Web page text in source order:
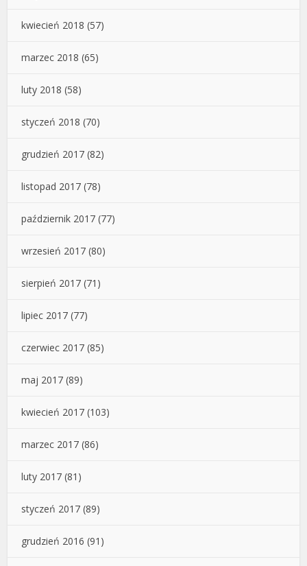
kwiecień 2018 (57)
marzec 2018 (65)
luty 2018 (58)
styczeń 2018 (70)
grudzień 2017 (82)
listopad 2017 (78)
październik 2017 (77)
wrzesień 2017 (80)
sierpień 2017 (71)
lipiec 2017 (77)
czerwiec 2017 (85)
maj 2017 (89)
kwiecień 2017 (103)
marzec 2017 (86)
luty 2017 (81)
styczeń 2017 (89)
grudzień 2016 (91)